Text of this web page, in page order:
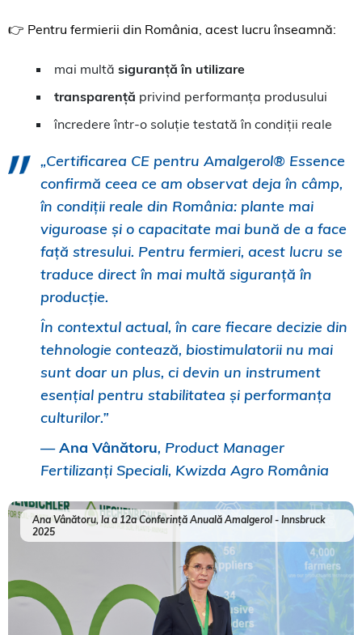
👉 Pentru fermierii din România, acest lucru înseamnă:
mai multă siguranță în utilizare
transparență privind performanța produsului
încredere într-o soluție testată în condiții reale
„Certificarea CE pentru Amalgerol® Essence
confirmă ceea ce am observat deja în câmp,
în condiții reale din România: plante mai
viguroase și o capacitate mai bună de a face
față stresului. Pentru fermieri, acest lucru se
traduce direct în mai multă siguranță în
producție.
În contextul actual, în care fiecare decizie din
tehnologie contează, biostimulatorii nu mai
sunt doar un plus, ci devin un instrument
esențial pentru stabilitatea și performanța
culturilor.”
—Ana Vânătoru, Product Manager
Fertilizanți Speciali, Kwizda Agro România
Ana Vânătoru, la a 12a Conferință Anuală Amalgerol - Innsbruck
2025